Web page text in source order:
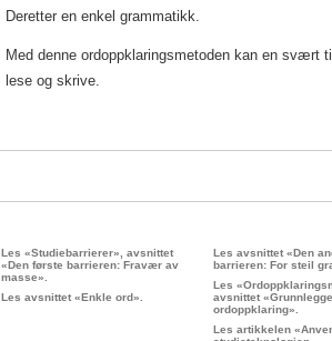
Deretter en enkel grammatikk.
Med denne ordoppklaringsmetoden kan en svært
lese og skrive.
Les «Studiebarrierer», avsnittet
«Den første barrieren: Fravær av
masse».
Les avsnittet «Enkle ord».
Les avsnittet «Den
barrieren: For steil
Les
avsnittet
ordoppklaring».
Les artikkelen